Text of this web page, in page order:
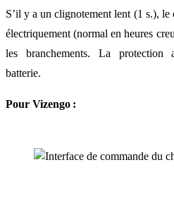
S’il y a un clignotement lent (1 s.), le
électriquement (normal en heures
les branchements. La protection
batterie.
Pour Vizengo :